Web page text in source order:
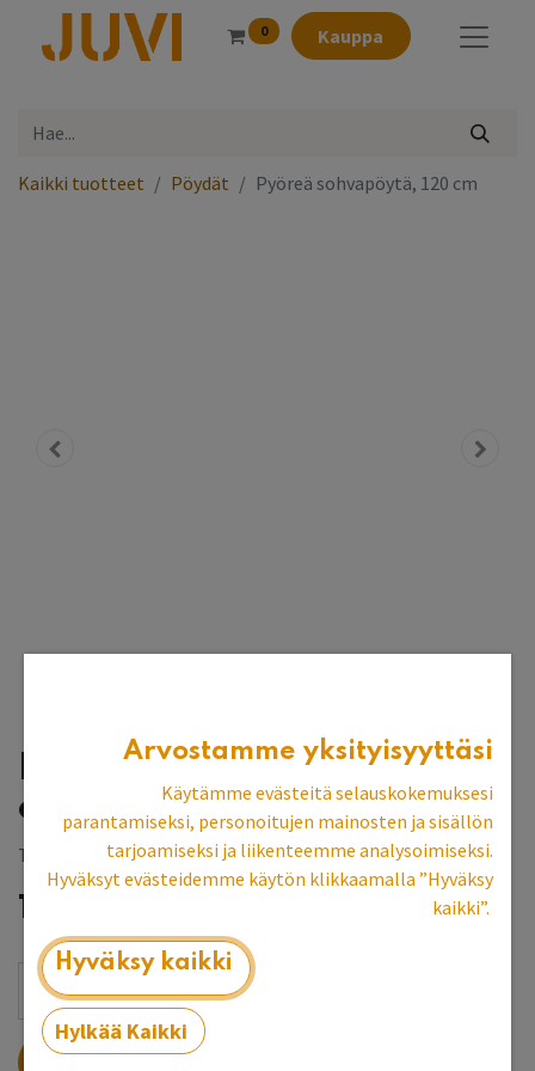
0 Kauppa
Kaikki tuotteet Pöydät Pyöreä sohvapöytä, 120 cm
Pyöreä sohvapöytä, 120
cm
Tilaustuote, toimitusaika 8-10 vk
1 235,06
LISÄÄ OSTOSKORIIN
Arvostamme yksityisyyttäsi
Käytämme evästeitä selauskokemuksesi
parantamiseksi, personoitujen mainosten ja sisällön
tarjoamiseksi ja liikenteemme analysoimiseksi.
Hyväksyt evästeidemme käytön klikkaamalla ”Hyväksy
kaikki”.
Hyväksy kaikki
Hylkää Kaikki